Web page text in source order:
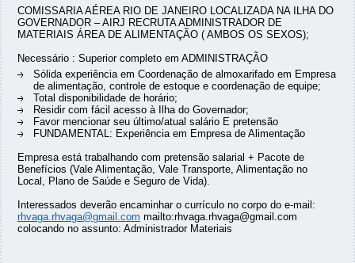
COMISSARIA AÉREA RIO DE JANEIRO LOCALIZADA NA ILHA DO
GOVERNADOR – AIRJ RECRUTA ADMINISTRADOR DE
MATERIAIS ÁREA DE ALIMENTAÇÃO ( AMBOS OS SEXOS);
Necessário : Superior completo em ADMINISTRAÇÃO
Sólida experiência em Coordenação de almoxarifado em Empresa
de alimentação, controle de estoque e coordenação de equipe;
Total disponibilidade de horário;
Residir com fácil acesso à Ilha do Governador;
Favor mencionar seu último/atual salário E pretensão
FUNDAMENTAL: Experiência em Empresa de Alimentação
Empresa está trabalhando com pretensão salarial + Pacote de
Benefícios (Vale Alimentação, Vale Transporte, Alimentação no
Local, Plano de Saúde e Seguro de Vida).
Interessados deverão encaminhar o currículo no corpo do e-mail:
rhvaga.rhvaga@gmail.com mailto:rhvaga.rhvaga@gmail.com
colocando no assunto: Administrador Materiais